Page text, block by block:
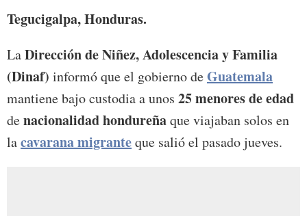
Tegucigalpa, Honduras.
LaDirección de Niñez, Adolescencia y Familia
(Dinaf) informó que el gobierno deGuatemala
mantiene bajo custodia a unos 25 menores de edad
denacionalidad hondureñaque viajaban solos en
lacavarana migranteque salió el pasado jueves.